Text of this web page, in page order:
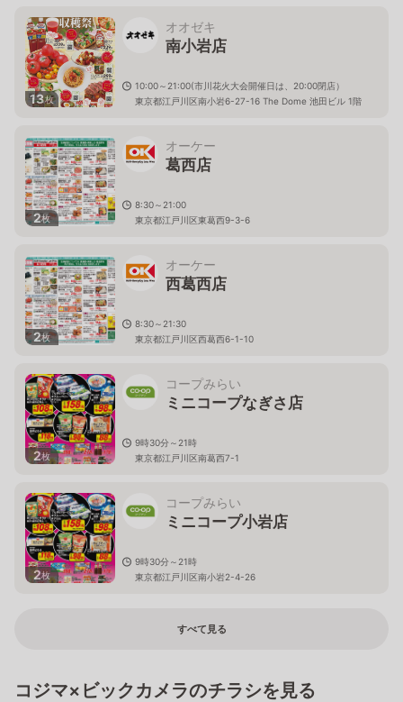
13枚
オオゼキ
南小岩店
10:00～21:00(市川花火大会開催日は、20:00閉店）
東京都江戸川区南小岩6-27-16 The Dome 池田ビル 1階
2枚
オーケー
葛西店
8:30～21:00
東京都江戸川区東葛西9-3-6
2枚
オーケー
西葛西店
8:30～21:30
東京都江戸川区西葛西6-1-10
2枚
コープみらい
ミニコープなぎさ店
9時30分～21時
東京都江戸川区南葛西7-1
2枚
コープみらい
ミニコープ小岩店
9時30分～21時
東京都江戸川区南小岩2-4-26
すべて見る
コジマ×ビックカメラのチラシを見る